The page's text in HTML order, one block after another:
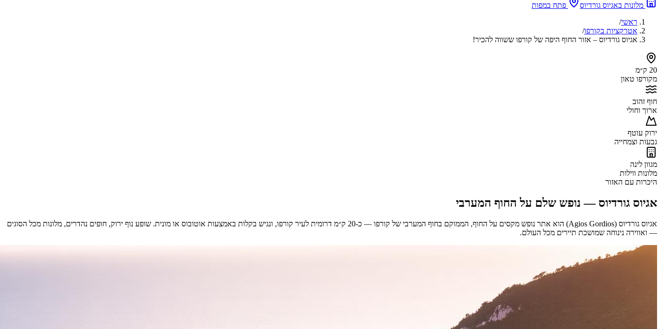
מלונות באגיוס גורדיוס
פתח במפות
ראשי/
אטרקציות בקורפו/
אגיוס גורדיוס – אזור החוף היפה של קורפו ששווה להכיר!
20 ק״מ
מקורפו טאון
חוף זהוב
ארוך וחולי
ירוק עוטף
גבעות וצמחייה
מגוון לינה
מלונות ווילות
היכרות עם האזור
אגיוס גורדיוס — נופש שלם על החוף המערבי
אגיוס גורדיוס (Agios Gordios) הוא אתר נופש מקסים על החוף, הממוקם בחוף המערבי של קורפו — כ-20 ק״מ דרומית לעיר קורפו, ונגיש בקלות באמצעות אוטובוס או מונית. שופע נוף ירוק, חופים נהדרים, מלונות מכל הסוגים
— ואווירה נינוחה שמושכת תיירים מכל העולם.